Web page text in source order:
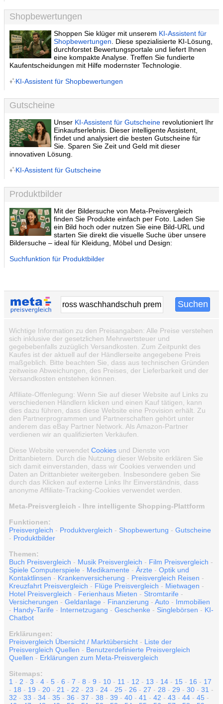
Shopbewertungen
Shoppen Sie klüger mit unserem KI-Assistent für
Shopbewertungen . Diese spezialisierte KI-Lösung,
durchforstet Bewertungsportale und liefert Ihnen
eine kompakte Analyse. Treffen Sie fundierte
Kaufentscheidungen mit Hilfe modernster Technologie.
KI-Assistent für Shopbewertungen
Gutscheine
Unser KI-Assistent für Gutscheine revolutioniert Ihr
Einkaufserlebnis. Dieser intelligente Assistent,
findet und analysiert die besten Gutscheine für
Sie. Sparen Sie Zeit und Geld mit dieser
innovativen Lösung.
KI-Assistent für Gutscheine
Produktbilder
Mit der Bildersuche von Meta-Preisvergleich
finden Sie Produkte einfach per Foto. Laden Sie
ein Bild hoch oder nutzen Sie eine Bild-URL und
starten Sie direkt die visuelle Suche über unsere
Bildersuche – ideal für Kleidung, Möbel und Design:
Suchfunktion für Produktbilder
Wichtige Information zu den Preisangaben: Alle Preise verstehen
sich inklusive der gesetzlichen Mehrwertsteuer und
gegebebenfalls zuzüglich Versandkosten. Zum Zeitpunkt des
Kaufes ist der aktuell auf der Händlerseite angegebene Preis
maßgeblich. Bitte beachten Sie, dass aus technischen Gründen
zeitweise Abweichungen, des Preises, der Lieferbarkeit und der
Versandkosten entstehen können.
Affiliate-Offenlegung: Wenn Sie auf dieser Website auf Links zu
verschiedenen Händlern klicken und einen Kauf tätigen, kann
dies dazu führen, dass diese Website eine Provision erhält. Zu
den Partnerprogrammen und Partnerschaften gehört unter
anderem das eBay Partner Network. Als Amazon-Partner
verdienen wir an qualifizierten Verkäufen.
Diese Website verwendet Cookies und Dienste von
Drittanbietern. Durch die Nutzung dieser Website erklären Sie
sich damit einverstanden, dass wir Cookies verwenden und
Daten an Drittanbieter weitergeben. Insbesondere geben Sie
durch das Klicken auf externe Links Ihr Einverständnis, dass
anonyme Affiliate-Tracking-Cookies verwendet werden.
Meta-Preisvergleich - Ihre intelligente Shopping-Plattform
Funktionen:
Preisvergleich - Produktvergleich - Shopbewertung - Gutscheine
- Produktbilder
Themen:
Buch Preisvergleich - Musik Preisvergleich - Film Preisvergleich -
Spiele Computerspiele - Medikamente - Ärzte - Optik und
Kontaktlinsen - Krankenversicherung - Preisvergleich Reisen -
Kreuzfahrt Preisvergleich - Flüge Preisvergleich - Mietwagen -
Hotel Preisvergleich - Ferienhaus Mieten - Stromtarife -
Versicherungen - Geldanlage - Finanzierung - Auto - Immobilien
- Handy-Tarife - Internetzugang - Geschenke - Singlebörsen - KI-
Chatbot
Erklärungen:
Preisvergleich Übersicht / Marktübersicht - Liste der
Preisvergleich Quellen - Benutzerdefinierte Preisvergleich
Quellen - Erklärungen zum Meta-Preisvergleich
Sitemaps:
1 - 2 - 3 - 4 - 5 - 6 - 7 - 8 - 9 - 10 - 11 - 12 - 13 - 14 - 15 - 16 - 17
- 18 - 19 - 20 - 21 - 22 - 23 - 24 - 25 - 26 - 27 - 28 - 29 - 30 - 31 -
32 - 33 - 34 - 35 - 36 - 37 - 38 - 39 - 40 - 41 - 42 - 43 - 44 - 45 -